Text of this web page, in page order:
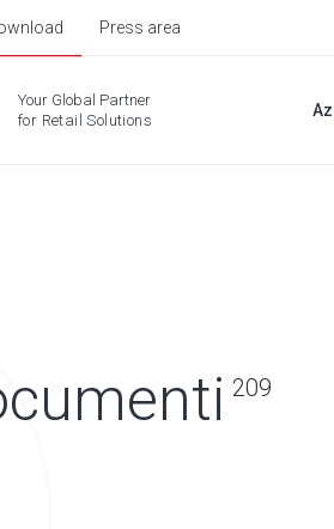
Press area
Your Global Partner
for Retail Solutions
209